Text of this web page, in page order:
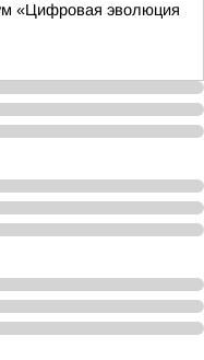
«Цифровая эволюция